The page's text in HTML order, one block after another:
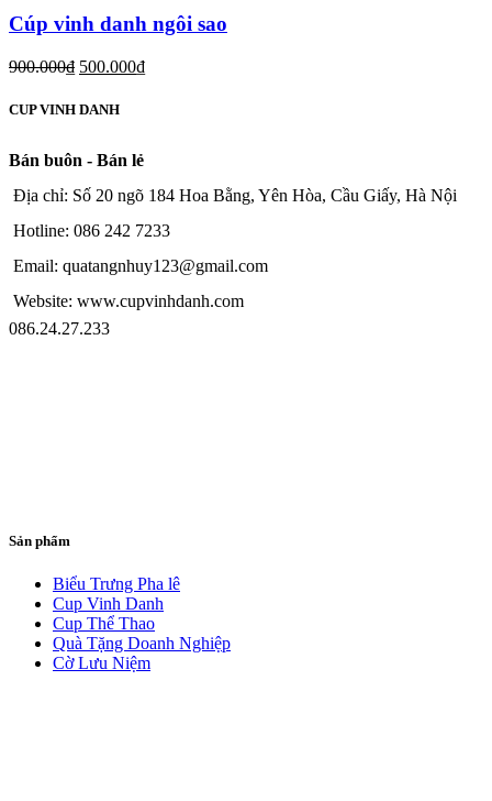
Cúp vinh danh ngôi sao
900.000₫ 500.000₫
CUP VINH DANH
Bán buôn - Bán lẻ
Địa chỉ: Số 20 ngõ 184 Hoa Bằng, Yên Hòa, Cầu Giấy, Hà Nội
Hotline: 086 242 7233
Email: quatangnhuy123@gmail.com
Website: www.cupvinhdanh.com
086.24.27.233
Sản phẩm
Biểu Trưng Pha lê
Cup Vinh Danh
Cup Thể Thao
Quà Tặng Doanh Nghiệp
Cờ Lưu Niệm